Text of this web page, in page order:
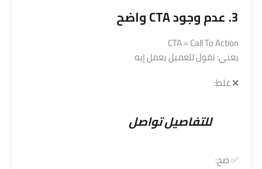
3. عدم وجود CTA واضح
CTA = Call To Action
يعني: تقول للعميل يعمل إيه
❌ غلط:
للتفاصيل تواصل
✅ صح: